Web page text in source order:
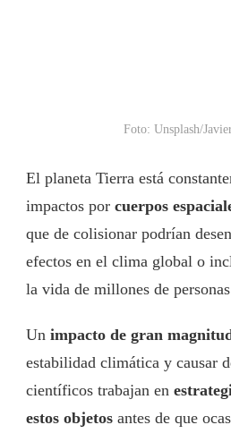
Foto: Unsplash/
El planeta Tierra está
impactos por cuerpos
que de colisionar podrían
efectos en el clima global o
la vida de millones de
Un impacto de gran
estabilidad climática y causar
científicos trabajan en
estos objetos antes de que